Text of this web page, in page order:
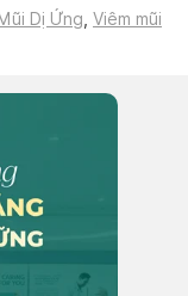
Dị Ứng Viêm mũi